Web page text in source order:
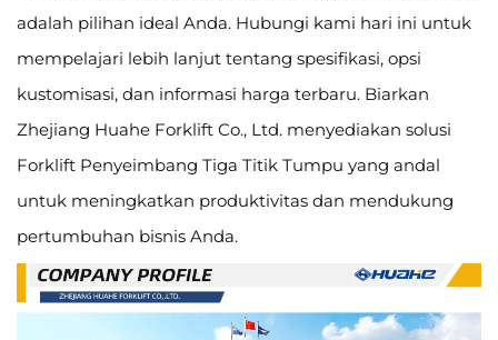
adalah pilihan ideal Anda. Hubungi kami hari ini untuk
mempelajari lebih lanjut tentang spesifikasi, opsi
kustomisasi, dan informasi harga terbaru. Biarkan
Zhejiang Huahe Forklift Co., Ltd. menyediakan solusi
Forklift Penyeimbang Tiga Titik Tumpu yang andal
untuk meningkatkan produktivitas dan mendukung
pertumbuhan bisnis Anda.